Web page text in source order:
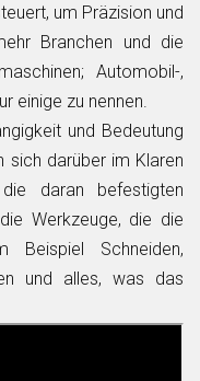
um Präzision und
Branchen und die
Automobil-,
einige zu nennen.
und Bedeutung
sich darüber im Klaren
daran befestigten
Werkzeuge, die die
Beispiel Schneiden,
und alles, was das